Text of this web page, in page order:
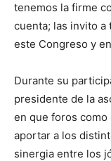
tenemos la firme
cuenta; las invito a
este Congreso y
Durante su
presidente de la
en que foros
aportar a los
sinergia entre los